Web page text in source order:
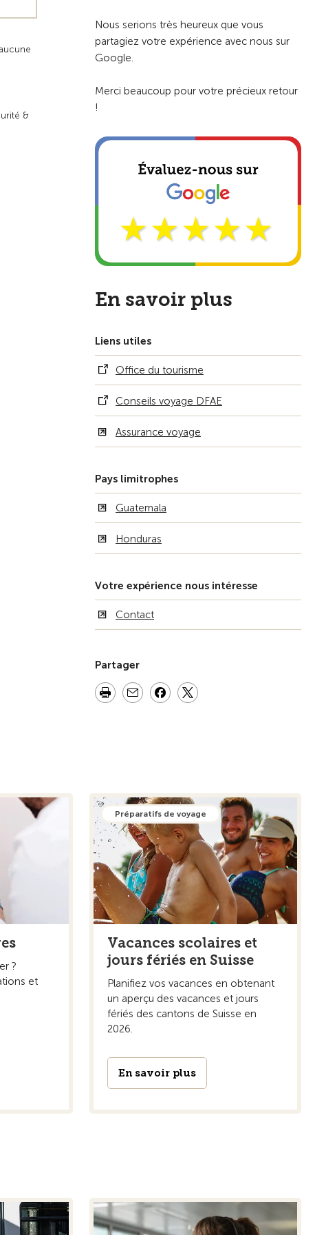
&
Nous serions très heureux que vous
partagiez votre expérience avec nous sur
Google.
Merci beaucoup pour votre précieux retour
!
En savoir plus
Liens utiles
Office du tourisme
Conseils voyage DFAE
Assurance voyage
Pays limitrophes
Guatemala
Honduras
Votre expérience nous intéresse
Contact
Partager
?
et
Préparatifs de voyage
Vacances scolaires et
jours fériés en Suisse
Planifiez vos vacances en obtenant
un aperçu des vacances et jours
fériés des cantons de Suisse en
2026.
En savoir plus